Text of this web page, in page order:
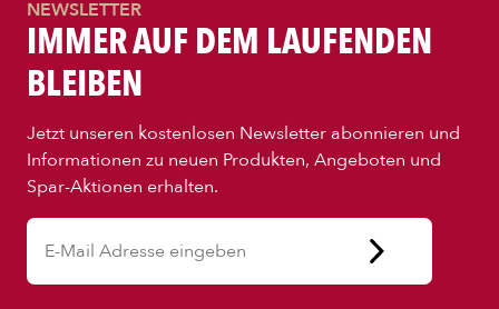
NEWSLETTER
IMMER AUF DEM LAUFENDEN
BLEIBEN
Jetzt unseren kostenlosen Newsletter abonnieren und
Informationen zu neuen Produkten, Angeboten und
Spar-Aktionen erhalten.